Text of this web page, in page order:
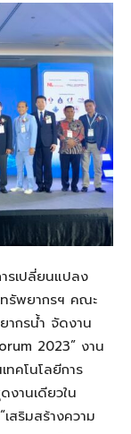
รเปลี่ยนแปลง
รัพยากรฯ คณะ
ากรน้ำ จัดงาน
2023” งาน
ทคโนโลยีการ
งานเดียวใน
สริมสร้างความ